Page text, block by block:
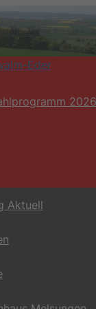
2026
Aktuell